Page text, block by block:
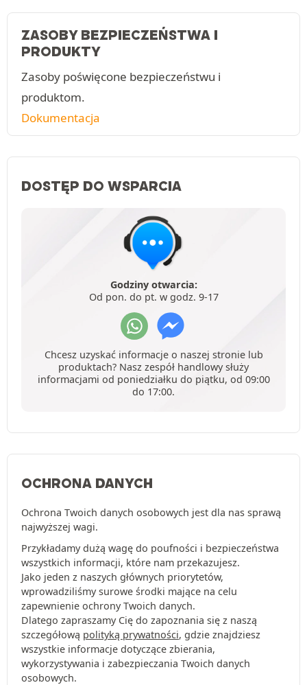
ZASOBY BEZPIECZEŃSTWA I
PRODUKTY
Zasoby poświęcone bezpieczeństwu i
produktom.
Dokumentacja
DOSTĘP DO WSPARCIA
Godziny otwarcia:
Od pon. do pt. w godz. 9-17
Chcesz uzyskać informacje o naszej stronie lub
produktach? Nasz zespół handlowy służy
informacjami od poniedziałku do piątku, od 09:00
do 17:00.
OCHRONA DANYCH
Ochrona Twoich danych osobowych jest dla nas sprawą
najwyższej wagi.
Przykładamy dużą wagę do poufności i bezpieczeństwa
wszystkich informacji, które nam przekazujesz.
Jako jeden z naszych głównych priorytetów,
wprowadziliśmy surowe środki mające na celu
zapewnienie ochrony Twoich danych.
Dlatego zapraszamy Cię do zapoznania się z naszą
szczegółową polityką prywatności, gdzie znajdziesz
wszystkie informacje dotyczące zbierania,
wykorzystywania i zabezpieczania Twoich danych
osobowych.